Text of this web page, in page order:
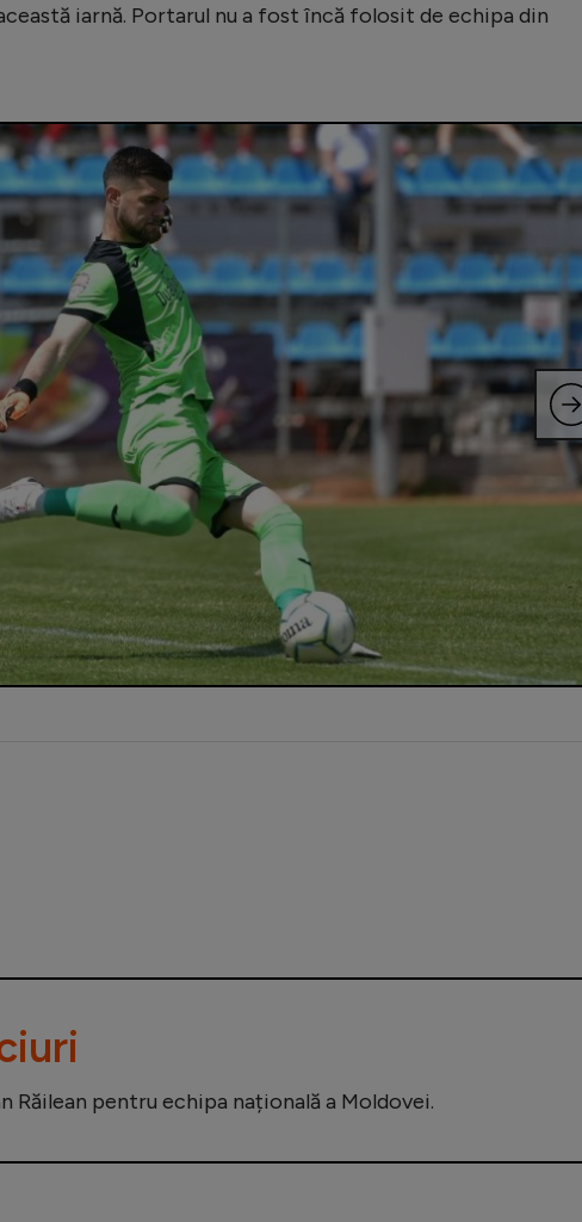
iarnă. Portarul nu a fost încă folosit de echipa din
Răilean pentru echipa națională a Moldovei.